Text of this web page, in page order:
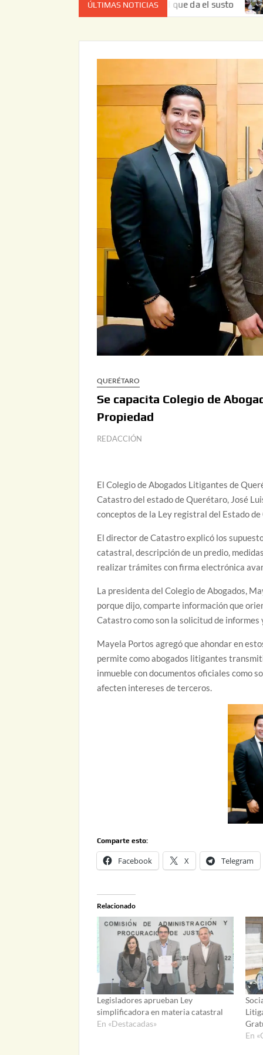
ÚLTIMAS NOTICIAS
no es el estado de cuenta el que da el susto Entrega
QUERÉTARO
Se capacita Colegio de
Propiedad
REDACCIÓN
El Colegio de Abogados Litigantes de
Catastro del estado de Querétaro, José
conceptos de la Ley registral del Estado
El director de Catastro explicó los
catastral, descripción de un predio,
realizar trámites con firma electrónica
La presidenta del Colegio de Abogados,
porque dijo, comparte información que
Catastro como son la solicitud de
Mayela Portos agregó que ahondar en
permite como abogados litigantes
inmueble con documentos oficiales como
afecten intereses de terceros.
Comparte esto:
Facebook X Telegram
Relacionado
Legisladores aprueban Ley
simplificadora en materia catastral
En «Destacadas»
En